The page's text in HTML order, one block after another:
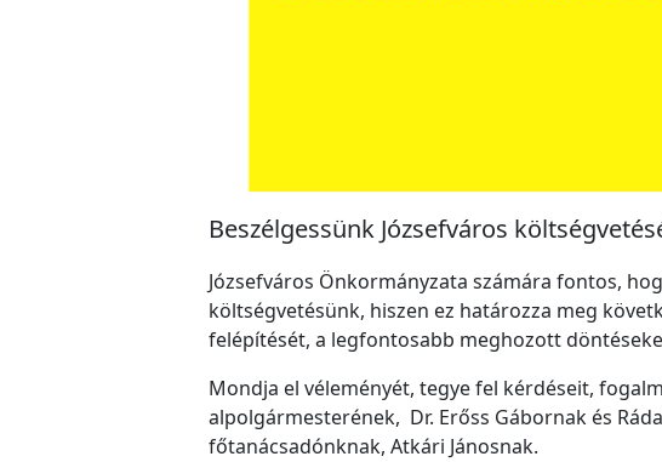
Beszélgessünk Józsefváros
Józsefváros Önkormányzata számára fontos,
költségvetésünk, hiszen ez határozza meg
felépítését, a legfontosabb meghozott
Mondja el véleményét, tegye fel kérdéseit,
alpolgármesterének, Dr. Erőss Gábornak és
főtanácsadónknak, Atkári Jánosnak.